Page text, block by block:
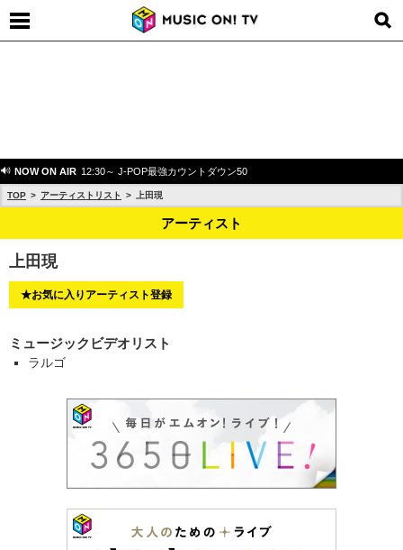
NOW ON AIR 12:30～ J-POP最強カウントダウン50
TOP アーティストリスト 上田現
アーティスト
上田現
★お気に入りアーティスト登録
ミュージックビデオリスト
ラルゴ